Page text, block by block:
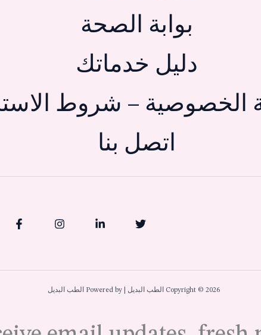
بوابة الصحة
دليل خدماتك
الخصوصية – شروط
اتصل بنا
Copyright © 2026 الطب البديل | Powered by الطب البديل